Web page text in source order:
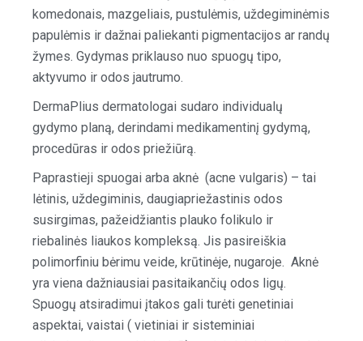
komedonais, mazgeliais, pustulėmis, uždegiminėmis
papulėmis ir dažnai paliekanti pigmentacijos ar randų
žymes. Gydymas priklauso nuo spuogų tipo,
aktyvumo ir odos jautrumo.
DermaPlius dermatologai sudaro individualų
gydymo planą, derindami medikamentinį gydymą,
procedūras ir odos priežiūrą.
Paprastieji spuogai arba aknė (acne vulgaris) – tai
lėtinis, uždegiminis, daugiapriežastinis odos
susirgimas, pažeidžiantis plauko folikulo ir
riebalinės liaukos kompleksą. Jis pasireiškia
polimorfiniu bėrimu veide, krūtinėje, nugaroje. Aknė
yra viena dažniausiai pasitaikančių odos ligų.
Spuogų atsiradimui įtakos gali turėti genetiniai
aspektai, vaistai ( vietiniai ir sisteminiai